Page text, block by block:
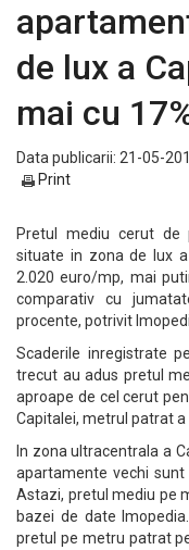
de lux a
mai cu
Data publicarii: 21-05-
Print
Pretul mediu cerut de
situate in zona de lux
2.020 euro/mp, mai
comparativ cu
procente, potrivit
Scaderile inregistrate
trecut au adus pretul
aproape de cel cerut
Capitalei, metrul patrat a
In zona ultracentrala a
apartamente vechi
Astazi, pretul mediu pe
bazei de date
pretul pe metru patrat